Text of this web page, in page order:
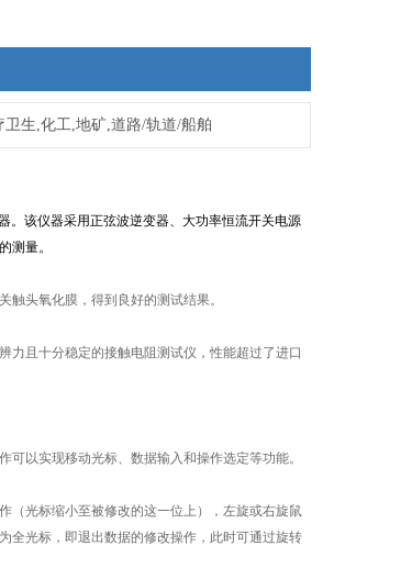
卫生,化工,地矿,道路/轨道/船舶
。该仪器采用正弦波逆变器、大功率恒流开关电源
测量。
头氧化膜，得到良好的测试结果。
力且十分稳定的接触电阻测试仪，性能超过了进口
可以实现移动光标、数据输入和操作选定等功能。
（光标缩小至被修改的这一位上），左旋或右旋鼠
全光标，即退出数据的修改操作，此时可通过旋转